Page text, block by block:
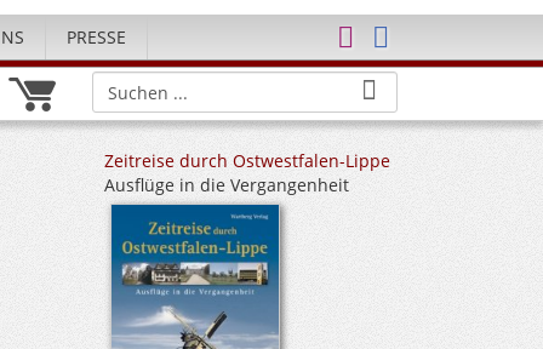
PRESSE
Zeitreise durch Ostwestfalen-Lippe
Ausflüge in die Vergangenheit